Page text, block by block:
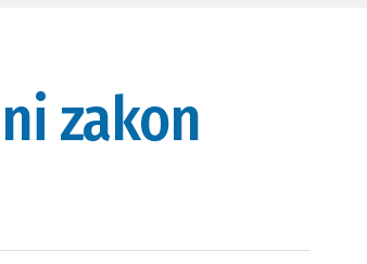
zakon